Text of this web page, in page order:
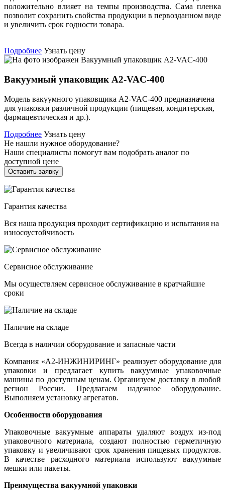
положительно влияет на темпы производства. Сама пленка
позволит сохранить свойства продукции в первозданном виде
и увеличить срок годности товара.
Подробнее Узнать цену
Вакуумный упаковщик А2-VAC-400
Модель вакуумного упаковщика А2-VAC-400 предназначена
для упаковки различной продукции (пищевая, кондитерская,
фармацевтическая и др.).
Подробнее Узнать цену
Не нашли нужное оборудование?
Наши специалисты помогут вам подобрать аналог по
доступной цене
Оставить заявку
Гарантия качества
Вся наша продукция проходит сертификацию и испытания на
износоустойчивость
Сервисное обслуживание
Мы осуществляем сервисное обслуживание в кратчайшие
сроки
Наличие на складе
Всегда в наличии оборудование и запасные части
Компания «А2-ИНЖИНИРИНГ» реализует оборудование для
упаковки и предлагает купить вакуумные упаковочные
машины по доступным ценам. Организуем доставку в любой
регион России. Предлагаем надежное оборудование.
Выполняем установку агрегатов.
Особенности оборудования
Упаковочные вакуумные аппараты удаляют воздух из-под
упаковочного материала, создают полностью герметичную
упаковку и увеличивают срок хранения пищевых продуктов.
В качестве расходного материала используют вакуумные
мешки или пакеты.
Преимущества вакуумной упаковки